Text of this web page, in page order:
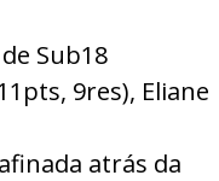
Sub18
9res), Eliane
atrás da